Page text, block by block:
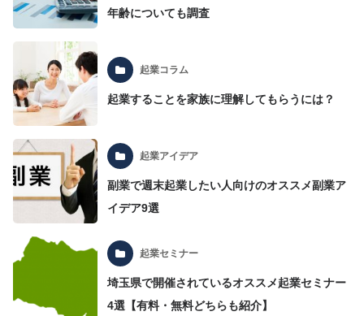
年齢についても調査
起業コラム
起業することを家族に理解してもらうには？
起業アイデア
副業で週末起業したい人向けのオススメ副業ア
イデア9選
起業セミナー
埼玉県で開催されているオススメ起業セミナー
4選【有料・無料どちらも紹介】